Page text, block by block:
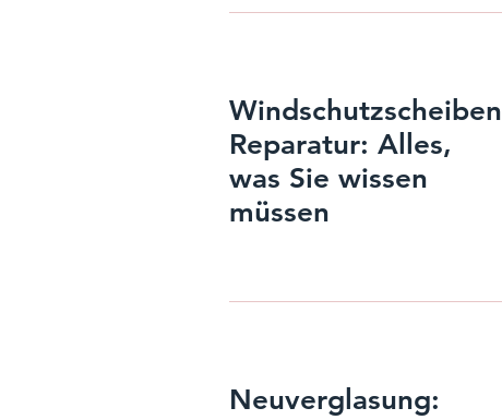
Windschutzscheiben
Reparatur: Alles,
was Sie wissen
müssen
Neuverglasung: